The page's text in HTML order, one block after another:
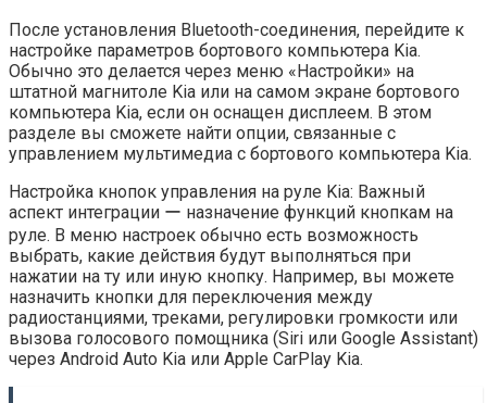
После установления Bluetooth-соединения, перейдите к
настройке параметров бортового компьютера Kia.
Обычно это делается через меню «Настройки» на
штатной магнитоле Kia или на самом экране бортового
компьютера Kia, если он оснащен дисплеем. В этом
разделе вы сможете найти опции, связанные с
управлением мультимедиа с бортового компьютера Kia.
Настройка кнопок управления на руле Kia: Важный
аспект интеграции ー назначение функций кнопкам на
руле. В меню настроек обычно есть возможность
выбрать, какие действия будут выполняться при
нажатии на ту или иную кнопку. Например, вы можете
назначить кнопки для переключения между
радиостанциями, треками, регулировки громкости или
вызова голосового помощника (Siri или Google Assistant)
через Android Auto Kia или Apple CarPlay Kia.